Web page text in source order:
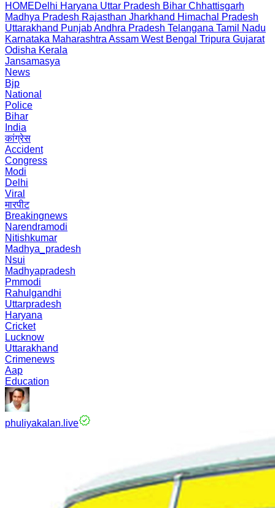
HOMEDelhi Haryana Uttar Pradesh Bihar Chhattisgarh
Madhya Pradesh Rajasthan Jharkhand Himachal Pradesh
Uttarakhand PunjabAndhra Pradesh Telangana Tamil Nadu
Karnataka Maharashtra Assam West Bengal Tripura Gujarat
Odisha Kerala
Jansamasya
News
Bjp
National
Police
Bihar
India
कांग्रेस
Accident
Congress
Modi
Delhi
Viral
मारपीट
Breakingnews
Narendramodi
Nitishkumar
Madhya_pradesh
Nsui
Madhyapradesh
Pmmodi
Rahulgandhi
Uttarpradesh
Haryana
Cricket
Lucknow
Uttarakhand
Crimenews
Aap
Education
phuliyakalan.live